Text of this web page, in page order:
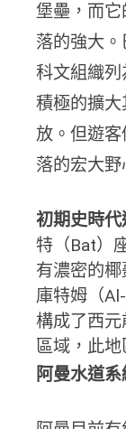
堡壘，而
落的強大
科文組織
積極的擴
放。但遊
落的宏大
初期史時
特（Bat）
有濃密的
庫特姆（
構成了西
區域，此地
阿曼水道系